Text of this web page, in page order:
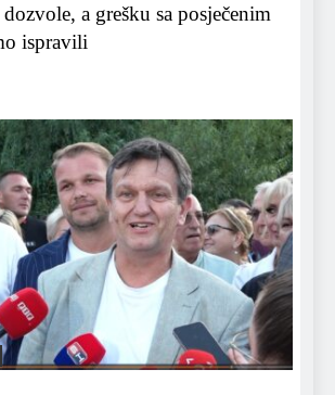
a grešku sa posječenim
ispravili